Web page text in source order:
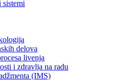
sistemi
delova
livenja
i zdravlja na radu
(IMS)